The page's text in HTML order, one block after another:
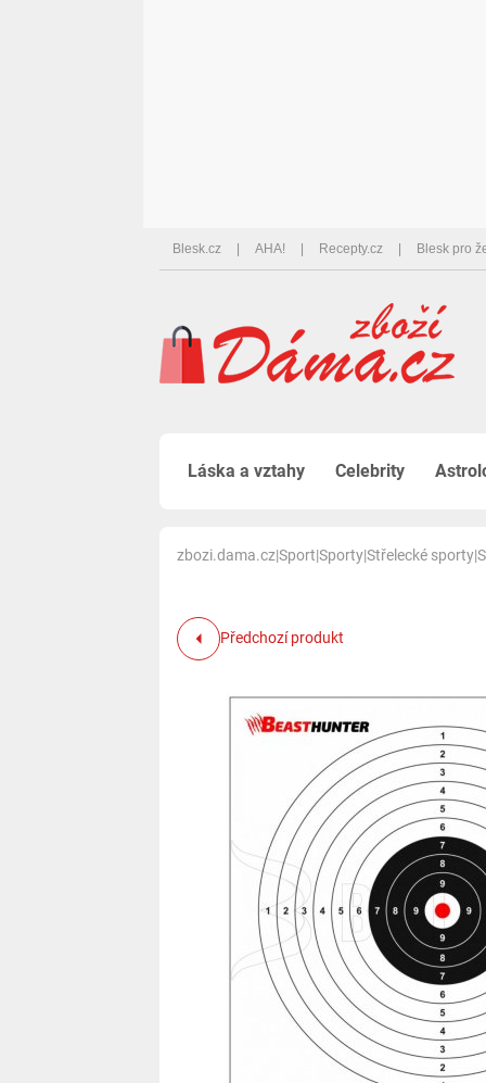
Blesk.cz AHA! Recepty.cz Blesk pro
Láska a vztahy Celebrity
zbozi.dama.cz|Sport|Sporty|Střelecké sporty|
Předchozí produkt